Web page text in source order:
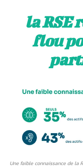
la RSE
flou
Une faible connaissance de la